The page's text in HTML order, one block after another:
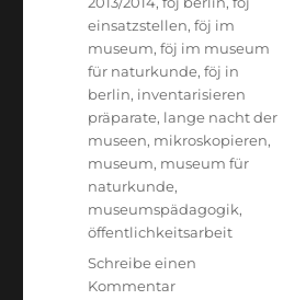
einsatzstellen,föj im
museum,föj im museum
für naturkunde,föj in
berlin, inventarisieren
präparate, lange nacht der
museen, mikroskopieren,
museum, museum für
naturkunde,
museumspädagogik,
öffentlichkeitsarbeit
Schreibe einen
Kommentarzu